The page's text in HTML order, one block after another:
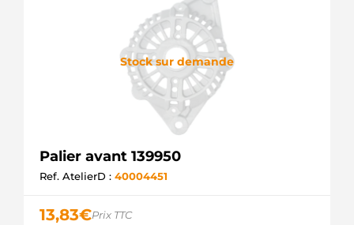
Stock sur demande
Palier avant 139950
Ref. AtelierD : 40004451
13,83€Prix TTC